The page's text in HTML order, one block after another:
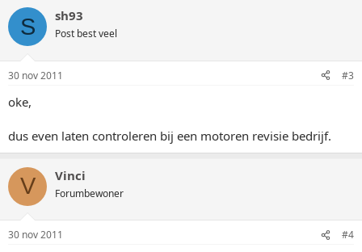
S sh93
Post best veel
30 nov 2011 #3
oke,
dus even laten controleren bij een motoren revisie bedrijf.
V Vinci
Forumbewoner
30 nov 2011 #4